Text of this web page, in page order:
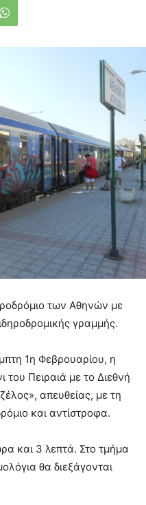
των Αθηνών με
γραμμής.
1η Φεβρουαρίου, η
του Πειραιά με το Διεθνή
απευθείας, με τη
και αντίστροφα.
και 3 λεπτά. Στο τμήμα
θα διεξάγονται